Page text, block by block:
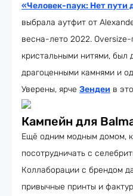
«Человек-паук: Нет пути
выбрала аутфит от
весна-лето 2022.
кристальными нитями, был
драгоценными камнями и
Уверены, ярче Зендеи в
Кампейн для
Ещё одним модным домом,
посотрудничать с
Коллаборации с брендом
привычные принты и